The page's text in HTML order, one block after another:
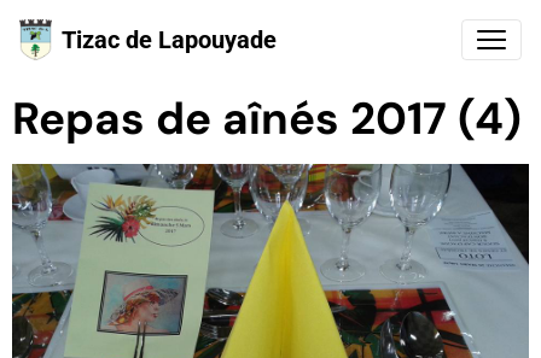
Tizac de Lapouyade
Repas de aînés 2017 (4)